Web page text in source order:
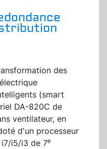
des
(smart
DA-820C de
ventilateur, en
d'un processeur
i7/i5/i3 de 7e